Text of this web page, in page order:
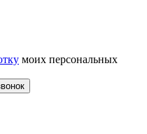
моих персональных